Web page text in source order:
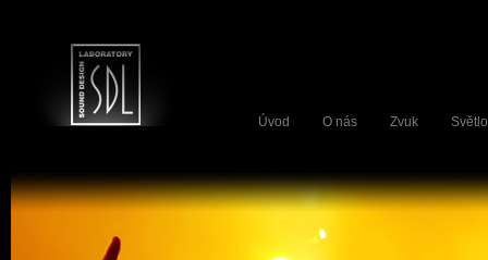
Úvod O nás Zvuk Světlo